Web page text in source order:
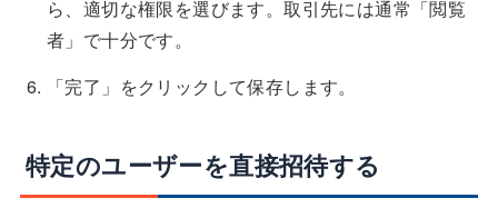
ら、適切な権限を選びます。取引先には通常「閲覧
者」で十分です。
「完了」をクリックして保存します。
特定のユーザーを直接招待する